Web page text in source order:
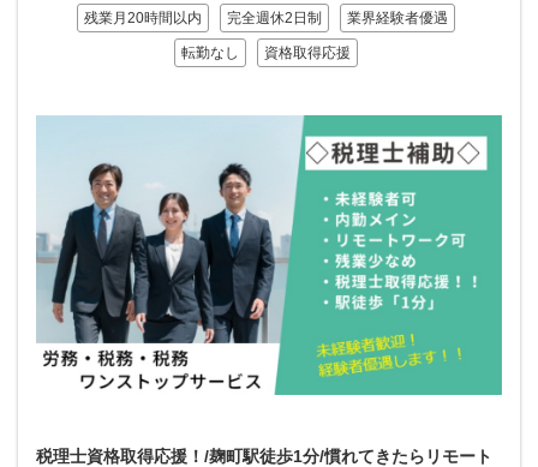
残業月20時間以内 完全週休2日制 業界経験者優遇
転勤なし 資格取得応援
税理士資格取得応援！/麹町駅徒歩1分/慣れてきたらリモート